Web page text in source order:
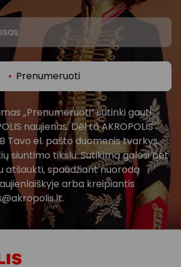
Prenumeruoti
„Prenumeruoti“ sutinki gauti
naujienas. Dėl to AKROPOLIS
Tavo el. pašto duomenis tvarkys
siuntimo tikslu. Sutikimą galėsi bet
atšaukti, spaudžiant nuorodą
arba kreipiantis